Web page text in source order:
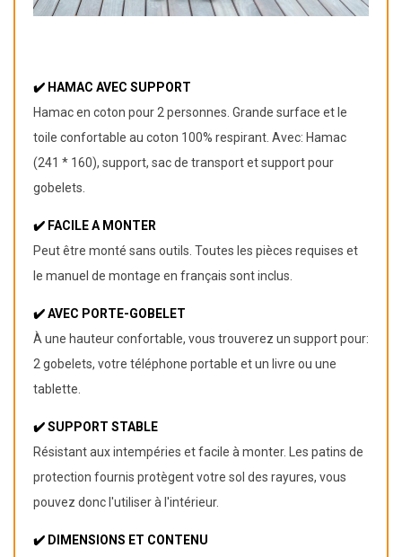
✔️ HAMAC AVEC SUPPORT
Hamac en coton pour 2 personnes. Grande surface et le
toile confortable au coton 100% respirant. Avec: Hamac
(241 * 160), support, sac de transport et support pour
gobelets.
✔️ FACILE A MONTER
Peut être monté sans outils. Toutes les pièces requises et
le manuel de montage en français sont inclus.
✔️AVEC PORTE-GOBELET
À une hauteur confortable, vous trouverez un support pour:
2 gobelets, votre téléphone portable et un livre ou une
tablette.
✔️SUPPORT STABLE
Résistant aux intempéries et facile à monter. Les patins de
protection fournis protègent votre sol des rayures, vous
pouvez donc l'utiliser à l'intérieur.
✔️ DIMENSIONS ET CONTENU